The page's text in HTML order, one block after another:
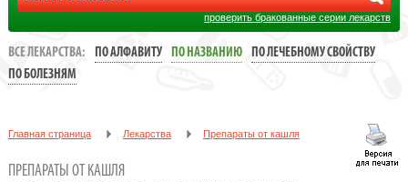
проверить бракованные серии лекарств
ВСЕ ЛЕКАРСТВА: ПО АЛФАВИТУ ПО НАЗВАНИЮ
ПО ЛЕЧЕБНОМУ СВОЙСТВУ
ПО БОЛЕЗНЯМ
Главная страница Лекарства Препараты от кашля
ПРЕПАРАТЫ ОТ КАШЛЯ